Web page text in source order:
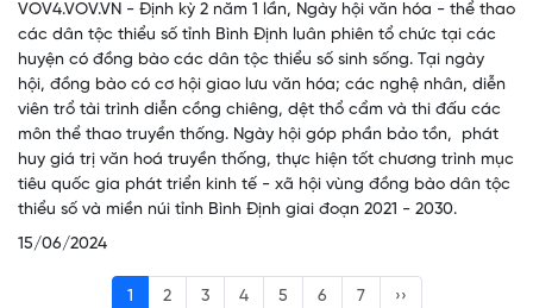
VOV4.VOV.VN - Định kỳ 2 năm 1 lần, Ngày hội văn hóa - thể thao
các dân tộc thiểu số tỉnh Bình Định luân phiên tổ chức tại các
huyện có đồng bào các dân tộc thiểu số sinh sống. Tại ngày
hội, đồng bào có cơ hội giao lưu văn hóa; các nghệ nhân, diễn
viên trổ tài trình diễn cồng chiêng, dệt thổ cẩm và thi đấu các
môn thể thao truyền thống. Ngày hội góp phần bảo tồn, phát
huy giá trị văn hoá truyền thống, thực hiện tốt chương trình mục
tiêu quốc gia phát triển kinh tế - xã hội vùng đồng bào dân tộc
thiểu số và miền núi tỉnh Bình Định giai đoạn 2021 - 2030.
15/06/2024
1 2 3 4 5 6 7 ››